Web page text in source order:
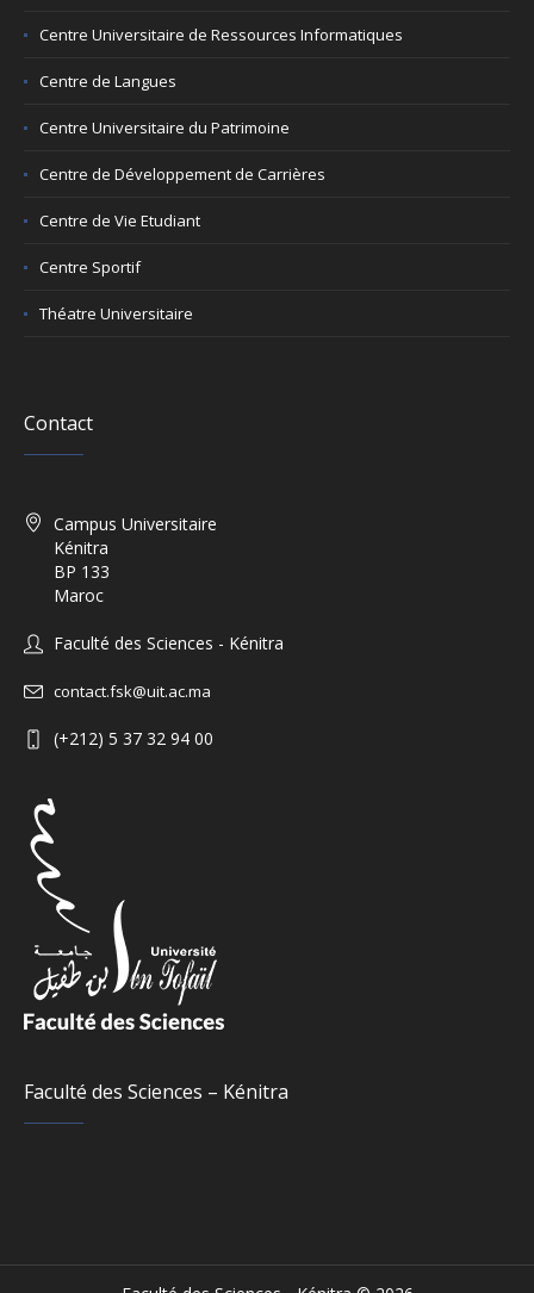
Centre Universitaire de Ressources Informatiques
Centre de Langues
Centre Universitaire du Patrimoine
Centre de Développement de Carrières
Centre de Vie Etudiant
Centre Sportif
Théatre Universitaire
Contact
Campus Universitaire
Kénitra
BP 133
Maroc
Faculté des Sciences - Kénitra
contact.fsk@uit.ac.ma
(+212) 5 37 32 94 00
Faculté des Sciences – Kénitra